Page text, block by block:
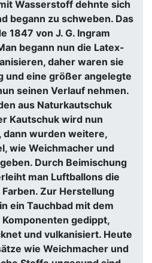
Wasserstoff dehnte sich
begann zu schweben. Das
1847 von J. G. Ingram
begann nun die Latex-
daher waren sie
und eine größer angelegte
seinen Verlauf nehmen.
aus Naturkautschuk
Kautschuk wird nun
dann wurden weitere,
wie Weichmacher und
Durch Beimischung
man Luftballons die
Zur Herstellung
ein Tauchbad mit dem
gedippt,
und vulkanisiert. Heute
wie Weichmacher und